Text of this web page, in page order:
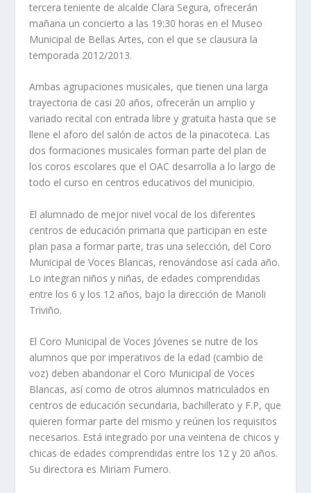
tercera teniente de alcalde Clara Segura, ofrecerán
mañana un concierto a las 19:30 horas en el Museo
Municipal de Bellas Artes, con el que se clausura la
temporada 2012/2013.
Ambas agrupaciones musicales, que tienen una larga
trayectoria de casi 20 años, ofrecerán un amplio y
variado recital con entrada libre y gratuita hasta que se
llene el aforo del salón de actos de la pinacoteca. Las
dos formaciones musicales forman parte del plan de
los coros escolares que el OAC desarrolla a lo largo de
todo el curso en centros educativos del municipio.
El alumnado de mejor nivel vocal de los diferentes
centros de educación primaria que participan en este
plan pasa a formar parte, tras una selección, del Coro
Municipal de Voces Blancas, renovándose así cada año.
Lo integran niños y niñas, de edades comprendidas
entre los 6 y los 12 años, bajo la dirección de Manoli
Triviño.
El Coro Municipal de Voces Jóvenes se nutre de los
alumnos que por imperativos de la edad (cambio de
voz) deben abandonar el Coro Municipal de Voces
Blancas, así como de otros alumnos matriculados en
centros de educación secundaria, bachillerato y F.P, que
quieren formar parte del mismo y reúnen los requisitos
necesarios. Está integrado por una veintena de chicos y
chicas de edades comprendidas entre los 12 y 20 años.
Su directora es Miriam Fumero.